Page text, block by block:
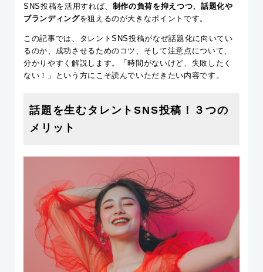
SNS投稿を活用すれば、 制作の負荷を抑えつつ、話題化や
ブランディングを狙えるのが大きなポイントです。
この記事では、タレントSNS投稿がなぜ話題化に向いてい
るのか、成功させるためのコツ、そして注意点について、
分かりやすく解説します。「時間がないけど、失敗したく
ない！」という方にこそ読んでいただきたい内容です。
話題を生むタレントSNS投稿！３つの
メリット